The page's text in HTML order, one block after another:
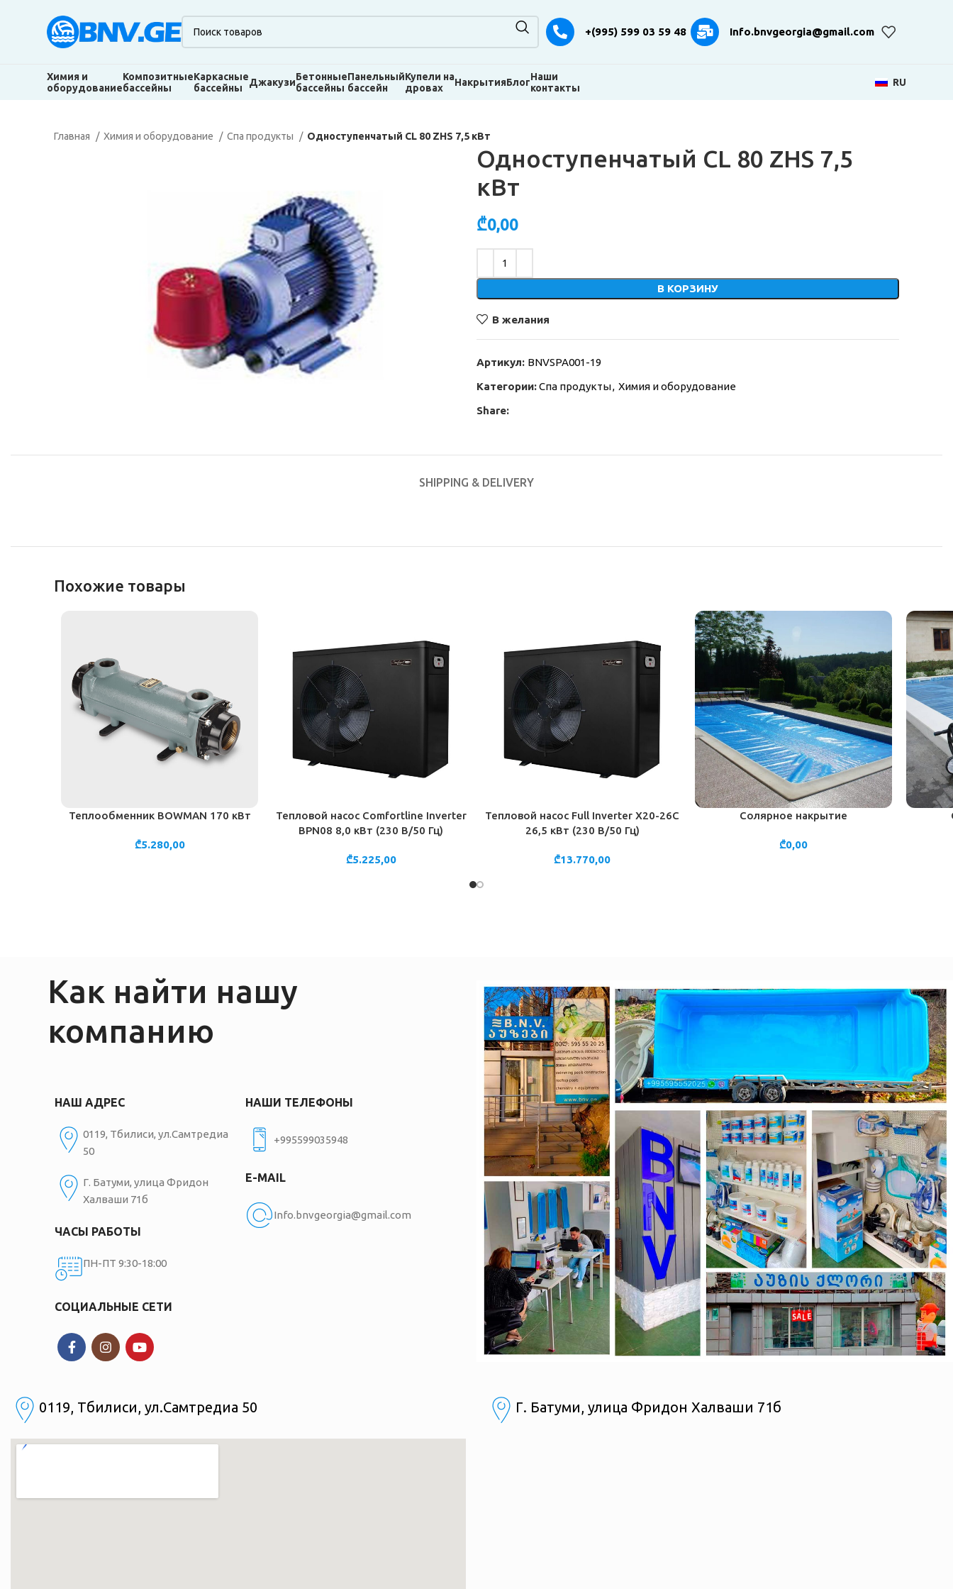
+(995) 599 03 59 48 Info.bnvgeorgia@gmail.com
Химия и
оборудование
Композитные
бассейны
Каркасные
бассейны
ДжакузиБетонные
бассейны
Панельный
бассейн
Купели на
дровах
НакрытияБлогНаши
контакты
RU
Главная Химия и оборудование Спа продукты Одноступенчатый CL 80 ZHS 7,5 кВт
Одноступенчатый CL 80 ZHS 7,5
кВт
₾0,00
В КОРЗИНУ
В желания
Артикул: BNVSPA001-19
Категории:Спа продукты, Химия и оборудование
Share:
SHIPPING & DELIVERY
Похожие товары
В КОРЗИНУ
Теплообменник BOWMAN 170 кВт
₾5.280,00
В КОРЗИНУ
Тепловой насос Comfortline Inverter
BPN08 8,0 кВт (230 В/50 Гц)
₾5.225,00
В КОРЗИНУ
Тепловой насос Full Inverter X20-26C
26,5 кВт (230 В/50 Гц)
₾13.770,00
В КОРЗИНУСолярное накрытие
₾0,00
В
Как найти нашу
компанию
НАШ АДРЕС
0119, Тбилиси, ул.Самтредиа
50
Г. Батуми, улица Фридон
Халваши 71б
ЧАСЫ РАБОТЫ
ПН-ПТ 9:30-18:00
НАШИ ТЕЛЕФОНЫ
+995599035948
E-MAIL
Info.bnvgeorgia@gmail.com
СОЦИАЛЬНЫЕ СЕТИ
0119, Тбилиси, ул.Самтредиа 50 Г. Батуми, улица Фридон Халваши 71б